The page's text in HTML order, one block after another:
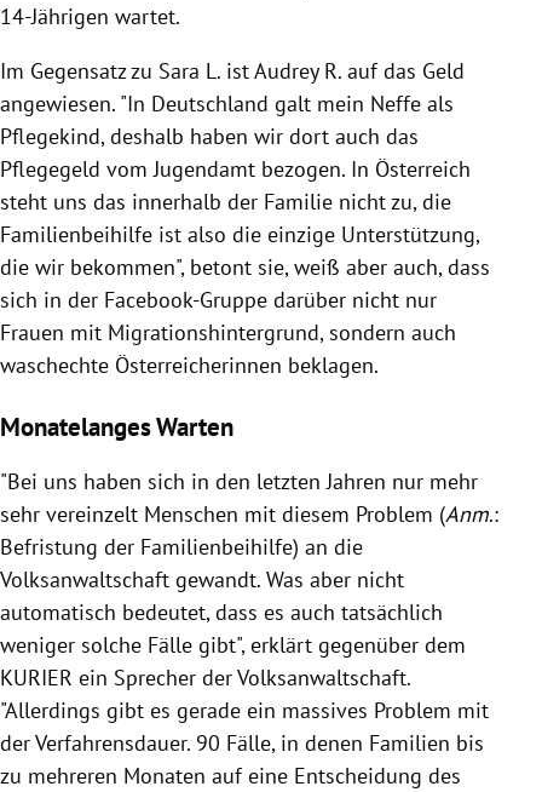
14-Jährigen wartet.
Im Gegensatz zu Sara L. ist Audrey R. auf das Geld
angewiesen. "In Deutschland galt mein Neffe als
Pflegekind, deshalb haben wir dort auch das
Pflegegeld vom Jugendamt bezogen. In Österreich
steht uns das innerhalb der Familie nicht zu, die
Familienbeihilfe ist also die einzige Unterstützung,
die wir bekommen", betont sie, weiß aber auch, dass
sich in der Facebook-Gruppe darüber nicht nur
Frauen mit Migrationshintergrund, sondern auch
waschechte Österreicherinnen beklagen.
Monatelanges Warten
"Bei uns haben sich in den letzten Jahren nur mehr
sehr vereinzelt Menschen mit diesem Problem (Anm.:
Befristung der Familienbeihilfe) an die
Volksanwaltschaft gewandt. Was aber nicht
automatisch bedeutet, dass es auch tatsächlich
weniger solche Fälle gibt",erklärt gegenüber dem
KURIER ein Sprecher der Volksanwaltschaft.
"Allerdings gibt es gerade ein massives Problem mit
der Verfahrensdauer. 90 Fälle, in denen Familien bis
zu mehreren Monaten auf eine Entscheidung des